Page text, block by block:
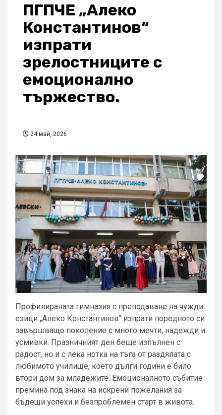
ПГПЧЕ „Алеко
Константинов“
изпрати
зрелостниците с
емоционално
тържество.
24 май, 2026
Профилираната гимназия с преподаване на чужди
езици „Алеко Константинов“ изпрати поредното си
завършващо поколение с много мечти, надежди и
усмивки. Празничният ден беше изпълнен с
радост, но и с лека нотка на тъга от раздялата с
любимото училище, което дълги години е било
втори дом за младежите. Емоционалното събитие
премина под знака на искрени пожелания за
бъдещи успехи и безпроблемен старт в живота.